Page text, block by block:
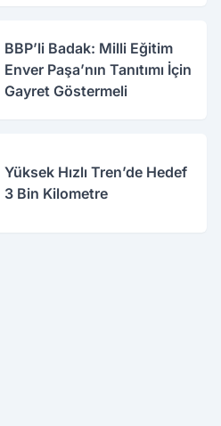
BBP’li Badak: Milli Eğitim
Enver Paşa’nın Tanıtımı İçin
Gayret Göstermeli
Yüksek Hızlı Tren’de Hedef
3 Bin Kilometre